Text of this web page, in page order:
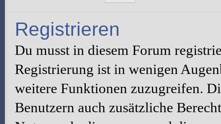
Registrieren
Du musst in diesem Forum
Registrierung ist in wenigen
weitere Funktionen zuzugreifen.
Benutzern auch zusätzliche